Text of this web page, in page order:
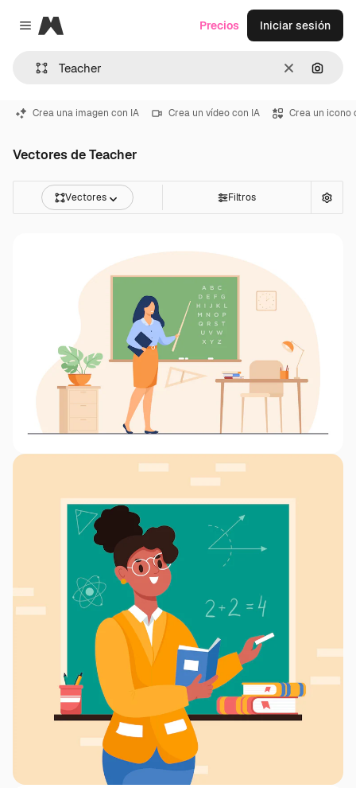
Close menu
Magnific
Borrar
Precios Iniciar sesión
Crea una imagen con IA Crea un vídeo con IA Crea un icono
Vectores de Teacher
Vectores Filtros